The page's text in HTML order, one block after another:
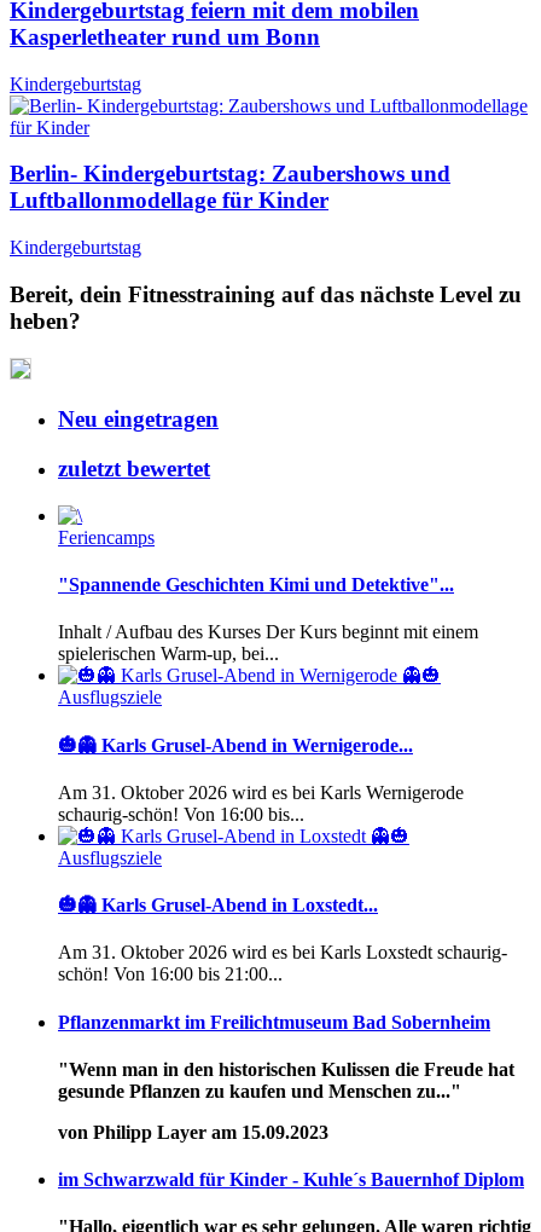
Kindergeburtstag feiern mit dem mobilen
Kasperletheater rund um Bonn
Kindergeburtstag
Berlin- Kindergeburtstag: Zaubershows und
Luftballonmodellage für Kinder
Kindergeburtstag
Bereit, dein Fitnesstraining auf das nächste Level zu
heben?
Neu eingetragen
zuletzt bewertet
Feriencamps
"Spannende Geschichten Kimi und Detektive"...
Inhalt / Aufbau des Kurses Der Kurs beginnt mit einem
spielerischen Warm-up, bei...
Ausflugsziele
🎃👻 Karls Grusel-Abend in Wernigerode...
Am 31. Oktober 2026 wird es bei Karls Wernigerode
schaurig-schön! Von 16:00 bis...
Ausflugsziele
🎃👻 Karls Grusel-Abend in Loxstedt...
Am 31. Oktober 2026 wird es bei Karls Loxstedt schaurig-
schön! Von 16:00 bis 21:00...
Pflanzenmarkt im Freilichtmuseum Bad Sobernheim
"Wenn man in den historischen Kulissen die Freude hat
gesunde Pflanzen zu kaufen und Menschen zu..."
von Philipp Layer am 15.09.2023
im Schwarzwald für Kinder - Kuhle´s Bauernhof Diplom
"Hallo, eigentlich war es sehr gelungen. Alle waren richtig